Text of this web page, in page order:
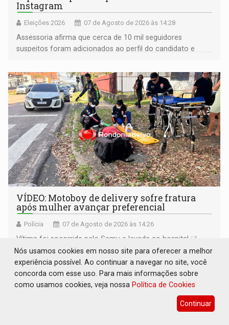
Instagram
Eleições 2026 07 de Agosto de 2026 às 14:28
Assessoria afirma que cerca de 10 mil seguidores
suspeitos foram adicionados ao perfil do candidato e
remover as contas
VÍDEO: Motoboy de delivery sofre fratura
após mulher avançar preferencial
Polícia 07 de Agosto de 2026 às 14:26
Vítima foi socorrida pelo Samu e levada ao hospital
Nós usamos cookies em nosso site para oferecer a melhor
experiência possível. Ao continuar a navegar no site, você
concorda com esse uso. Para mais informações sobre
como usamos cookies, veja nossa Política de Cookies
Continuar